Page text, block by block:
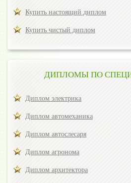
Купить настоящий диплом
Купить чистый диплом
ДИПЛОМЫ ПО
Диплом электрика
Диплом автомеханика
Диплом автослесаря
Диплом агронома
Диплом архитектора